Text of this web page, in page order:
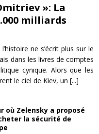
»: La
milliards
ne s’écrit plus sur le
dans les livres de comptes
cynique. Alors que les
le ciel de Kiev, un [...]
où Zelensky a proposé
la sécurité de